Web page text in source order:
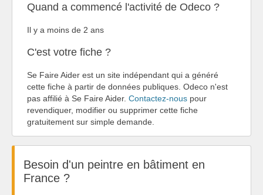
Quand a commencé l'activité de Odeco ?
Il y a moins de 2 ans
C'est votre fiche ?
Se Faire Aider est un site indépendant qui a généré
cette fiche à partir de données publiques. Odeco n'est
pas affilié à Se Faire Aider. Contactez-nous pour
revendiquer, modifier ou supprimer cette fiche
gratuitement sur simple demande.
Besoin d'un peintre en bâtiment en
France ?